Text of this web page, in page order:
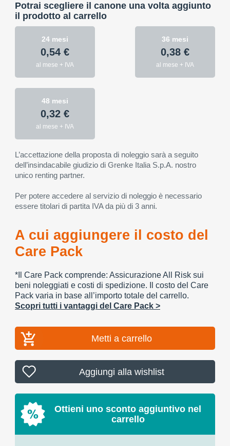
Potrai scegliere il canone una volta aggiunto
il prodotto al carrello
24 mesi
0,54 €
al mese + IVA
36 mesi
0,38 €
al mese + IVA
48 mesi
0,32 €
al mese + IVA
L’accettazione della proposta di noleggio sarà a seguito
dell’insindacabile giudizio di Grenke Italia S.p.A. nostro
unico renting partner.
Per potere accedere al servizio di noleggio è necessario
essere titolari di partita IVA da più di 3 anni.
A cui aggiungere il costo del
Care Pack
*Il Care Pack comprende: Assicurazione All Risk sui
beni noleggiati e costi di spedizione. Il costo del Care
Pack varia in base all’importo totale del carrello.
Scopri tutti i vantaggi del Care Pack >
Metti a carrello
Aggiungi alla wishlist
Ottieni uno sconto aggiuntivo nel
carrello